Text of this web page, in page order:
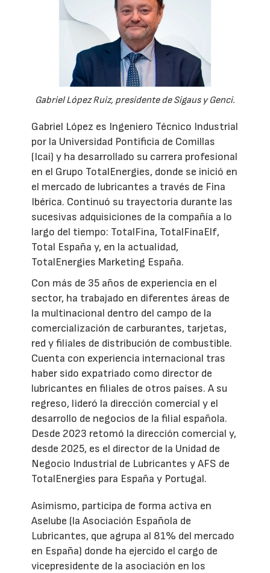
Gabriel López Ruiz, presidente de Sigaus y Genci.
Gabriel López es Ingeniero Técnico Industrial
por la Universidad Pontificia de Comillas
(Icai) y ha desarrollado su carrera profesional
en el Grupo TotalEnergies, donde se inició en
el mercado de lubricantes a través de Fina
Ibérica. Continuó su trayectoria durante las
sucesivas adquisiciones de la compañía a lo
largo del tiempo: TotalFina, TotalFinaElf,
Total España y, en la actualidad,
TotalEnergies Marketing España.
Con más de 35 años de experiencia en el
sector, ha trabajado en diferentes áreas de
la multinacional dentro del campo de la
comercialización de carburantes, tarjetas,
red y filiales de distribución de combustible.
Cuenta con experiencia internacional tras
haber sido expatriado como director de
lubricantes en filiales de otros países. A su
regreso, lideró la dirección comercial y el
desarrollo de negocios de la filial española.
Desde 2023 retomó la dirección comercial y,
desde 2025, es el director de la Unidad de
Negocio Industrial de Lubricantes y AFS de
TotalEnergies para España y Portugal.
Asimismo, participa de forma activa en
Aselube (la Asociación Española de
Lubricantes, que agrupa al 81% del mercado
en España) donde ha ejercido el cargo de
vicepresidente de la asociación en los